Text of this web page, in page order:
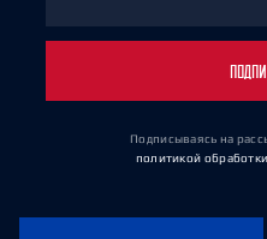
Подписываясь на
политикой